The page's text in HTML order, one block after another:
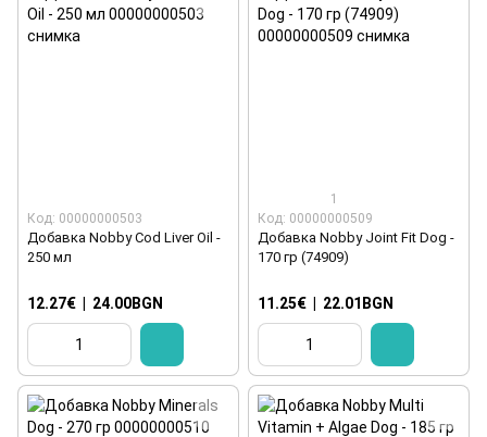
Код: 00000000503
Добавка Nobby Cod Liver Oil -
250 мл
12.27€ 24.00BGN
1
Код: 00000000509
Добавка Nobby Joint Fit Dog -
170 гр (74909)
11.25€ 22.01BGN